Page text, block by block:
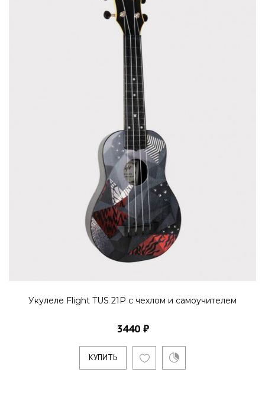
Укулеле Flight TUS 21P с чехлом и самоучителем
3440 ₽
КУПИТЬ